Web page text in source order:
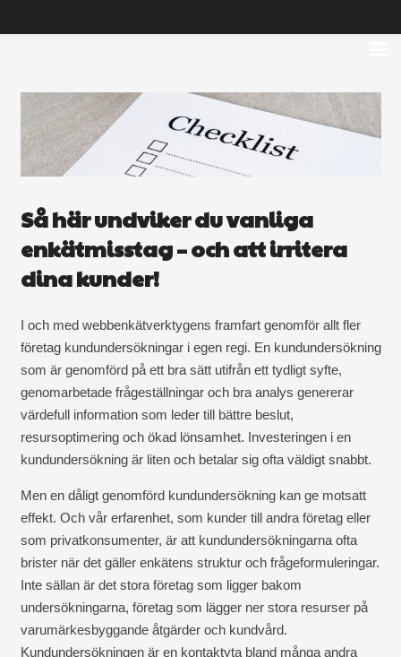
Så här undviker du vanliga
enkätmisstag – och att irritera
dina kunder!
I och med webbenkätverktygens framfart genomför allt fler
företag kundundersökningar i egen regi. En kundundersökning
som är genomförd på ett bra sätt utifrån ett tydligt syfte,
genomarbetade frågeställningar och bra analys genererar
värdefull information som leder till bättre beslut,
resursoptimering och ökad lönsamhet. Investeringen i en
kundundersökning är liten och betalar sig ofta väldigt snabbt.
Men en dåligt genomförd kundundersökning kan ge motsatt
effekt. Och vår erfarenhet, som kunder till andra företag eller
som privatkonsumenter, är att kundundersökningarna ofta
brister när det gäller enkätens struktur och frågeformuleringar.
Inte sällan är det stora företag som ligger bakom
undersökningarna, företag som lägger ner stora resurser på
varumärkesbyggande åtgärder och kundvård.
Kundundersökningen är en kontaktyta bland många andra